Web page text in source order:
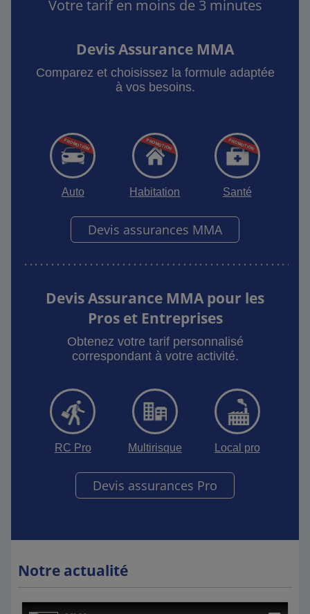
Votre tarif en moins de 3 minutes
Devis Assurance MMA
Comparez et choisissez la formule adaptée
à vos besoins.
Auto Habitation Santé
Devis assurances MMA
Devis Assurance MMA pour les
Pros et Entreprises
Obtenez votre tarif personnalisé
correspondant à votre activité.
RC Pro Multirisque Local pro
Devis assurances Pro
Notre actualité